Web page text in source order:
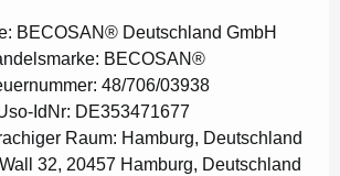
BECOSAN® Deutschland GmbH
BECOSAN®
48/706/03938
IdNr: DE353471677
Raum: Hamburg, Deutschland
32, 20457 Hamburg, Deutschland